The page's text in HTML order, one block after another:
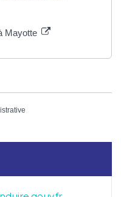
Mayotte